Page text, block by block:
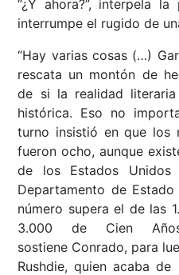
“¿Y ahora?”, interpela
interrumpe el rugido de
“Hay varias cosas (…)
rescata un montón de
de si la realidad
histórica. Eso no
turno insistió en que los
fueron ocho, aunque
de los Estados
Departamento de
número supera el de las
3.000 de Cien
sostiene Conrado, para
Rushdie, quien acaba